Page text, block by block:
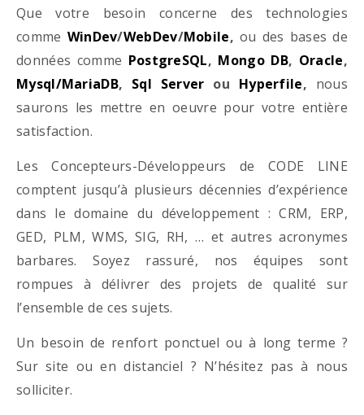
Que votre besoin concerne des technologies
comme WinDev/WebDev/Mobile, ou des bases de
données comme PostgreSQL, Mongo DB, Oracle,
Mysql/MariaDB, Sql Server ou Hyperfile, nous
saurons les mettre en oeuvre pour votre entière
satisfaction.
Les Concepteurs-Développeurs de CODE LINE
comptent jusqu’à plusieurs décennies d’expérience
dans le domaine du développement : CRM, ERP,
GED, PLM, WMS, SIG, RH, … et autres acronymes
barbares. Soyez rassuré, nos équipes sont
rompues à délivrer des projets de qualité sur
l’ensemble de ces sujets.
Un besoin de renfort ponctuel ou à long terme ?
Sur site ou en distanciel ? N’hésitez pas à nous
solliciter.